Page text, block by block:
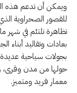
ويمكن أن تدعم هذه
للقصور الصحراوية
تظاهرة تلتئم في شهر
بعادات وتقاليد أبناء
بجولات سياحية
حولها من مدن وقرى،
معمار فريد ومتميز.